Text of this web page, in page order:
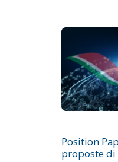
Position
proposte di